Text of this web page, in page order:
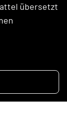
übersetzt